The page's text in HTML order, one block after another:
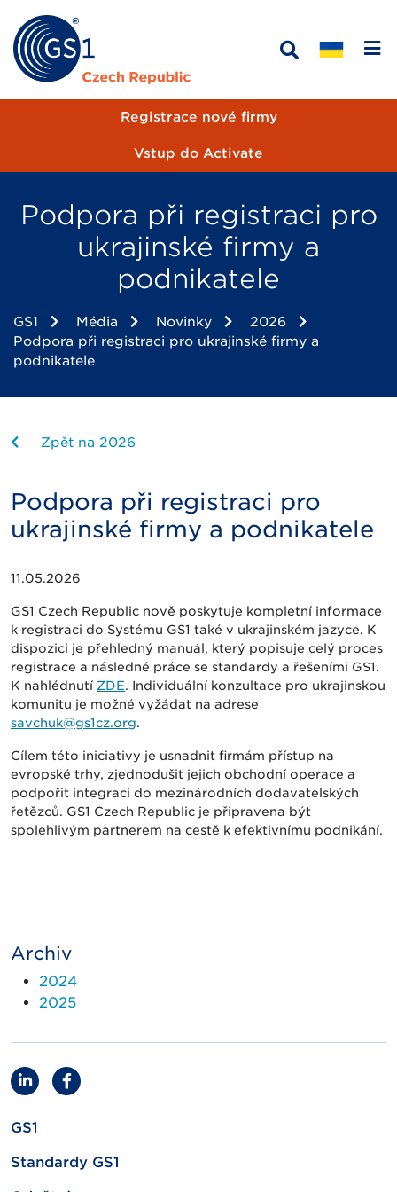
Registrace nové firmy
Vstup do Activate
Podpora při registraci pro
ukrajinské firmy a
podnikatele
GS1 Média Novinky
2026
Podpora při registraci pro ukrajinské firmy a
podnikatele
Zpět na 2026
Podpora při registraci pro
ukrajinské firmy a podnikatele
11.05.2026
GS1 Czech Republic nově poskytuje kompletní informace
k registraci do Systému GS1 také v ukrajinském jazyce. K
dispozici je přehledný manuál, který popisuje celý proces
registrace a následné práce se standardy a řešeními GS1.
K nahlédnutí ZDE. Individuální konzultace pro ukrajinskou
komunitu je možné vyžádat na adrese
savchuk@gs1cz.org.
Cílem této iniciativy je usnadnit firmám přístup na
evropské trhy, zjednodušit jejich obchodní operace a
podpořit integraci do mezinárodních dodavatelských
řetězců. GS1 Czech Republic je připravena být
spolehlivým partnerem na cestě k efektivnímu podnikání.
Archiv
2024
2025
GS1
Standardy GS1